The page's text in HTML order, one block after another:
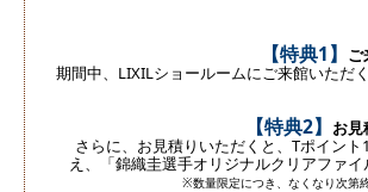
【特典1】
ご
期間中、LIXILショールームにご来館いただ
【特典2】
お見
さらに、お見積りいただくと、Tポイン
え、「錦織圭選手オリジナルクリアファイ
※数量限定につき、なくなり次第